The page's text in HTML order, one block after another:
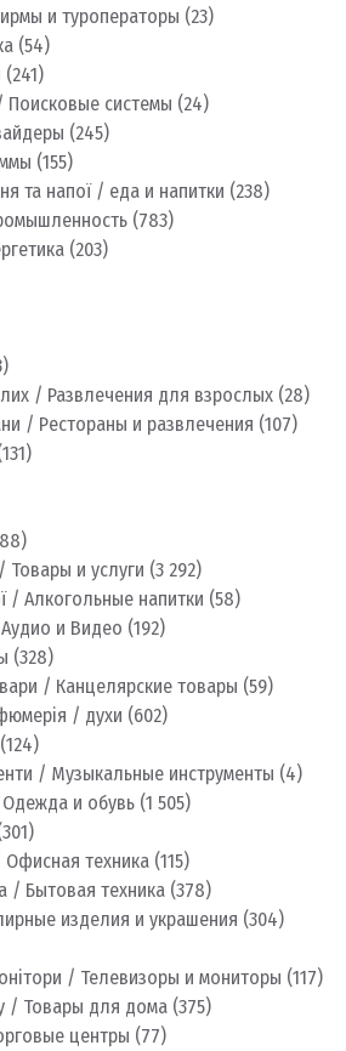
и туроператоры (23)
(54)
(241)
Поисковые системы (24)
(245)
(155)
та напої / еда и напитки (238)
(783)
(203)
/ Развлечения для взрослых (28)
/ Рестораны и развлечения (107)
Товары и услуги (3 292)
/ Алкогольные напитки (58)
и Видео (192)
(328)
/ Канцелярские товары (59)
/ духи (602)
(124)
/ Музыкальные инструменты (4)
Одежда и обувь (1 505)
Офисная техника (115)
/ Бытовая техника (378)
изделия и украшения (304)
/ Телевизоры и мониторы (117)
/ Товары для дома (375)
центры (77)